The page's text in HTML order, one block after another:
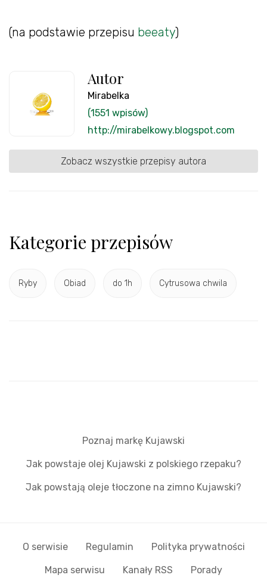
(na podstawie przepisu beeaty)
Autor
Mirabelka
(1551 wpisów)
http://mirabelkowy.blogspot.com
Zobacz wszystkie przepisy autora
Kategorie przepisów
Ryby Obiad do 1h Cytrusowa chwila
Poznaj markę Kujawski
Jak powstaje olej Kujawski z polskiego rzepaku?
Jak powstają oleje tłoczone na zimno Kujawski?
O serwisie Regulamin Polityka prywatności
Mapa serwisu Kanały RSS Porady